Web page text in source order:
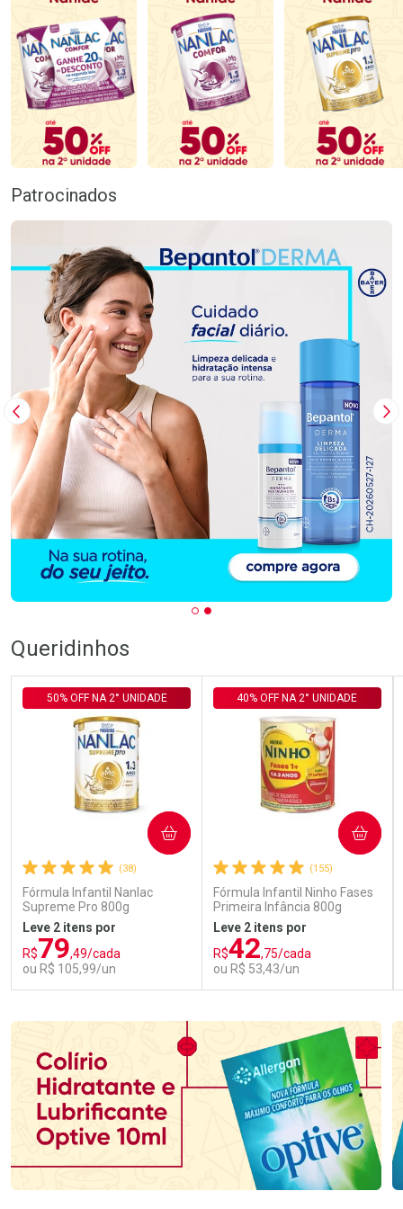
Patrocinados
Imagem Anterior
Queridinhos
(38)
Fórmula Infantil Nanlac
Supreme Pro 800g
50% OFF NA 2° UNIDADE
Leve 2 itens por
R$79,49/cada
ou R$ 105,99/un
COMPRAR
(155)
Fórmula Infantil Ninho Fases
Primeira Infância 800g
40% OFF NA 2° UNIDADE
Leve 2 itens por
R$42,75/cada
ou R$ 53,43/un
COMPRAR
Laboratório
Por Menos